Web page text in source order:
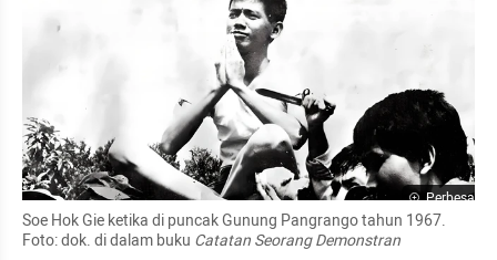
Perbesar
Soe Hok Gie ketika di puncak Gunung Pangrango tahun 1967.
Foto: dok. di dalam buku Catatan Seorang Demonstran